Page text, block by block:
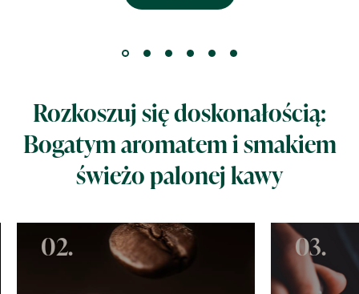
Rozkoszuj się doskonałością:
Bogatym aromatem i smakiem
świeżo palonej kawy
02. 03.